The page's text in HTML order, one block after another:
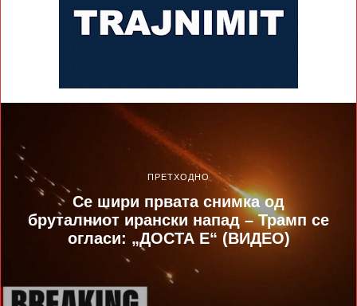
ПРЕТХОДНО
Се шири првата снимка од
бруталниот ирански напад – Трамп се
огласи: „ДОСТА Е“ (ВИДЕО)